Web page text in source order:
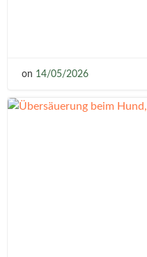
on 14/05/2026